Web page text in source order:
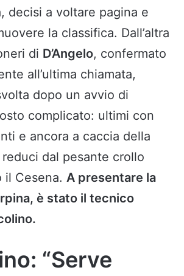
decisi a voltare pagina e
la classifica. Dall’altra
di D’Angelo, confermato
all’ultima chiamata,
dopo un avvio di
complicato: ultimi con
e ancora a caccia della
dal pesante crollo
il Cesena. A presentare la
è stato il tecnico
“Serve